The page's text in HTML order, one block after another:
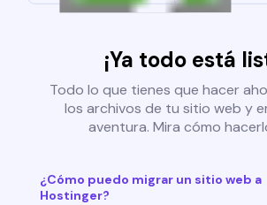
¡Ya todo está
Todo lo que tienes que hacer
los archivos de tu sitio web y
aventura. Mira cómo
¿Cómo puedo migrar un sitio web a
Hostinger?